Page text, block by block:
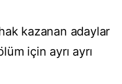
kazanan adaylar
için ayrı ayrı